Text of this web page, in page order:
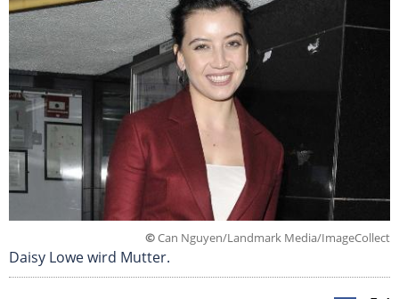
©Can Nguyen/Landmark Media/ImageCollect
Daisy Lowe wird Mutter.